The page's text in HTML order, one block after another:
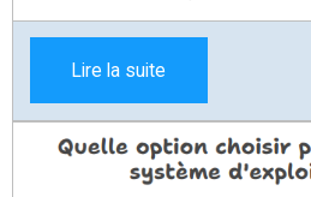
sont branchés ? Cette
sous Windows grâce à un logiciel
Pourquoi adopter cette solution ? Si vous trouvez
fastidieux d'ouvrir l’Explorateur
connexion d’un périphérique, cet
Il fonctionne en arrière-plan et
Lire la suite